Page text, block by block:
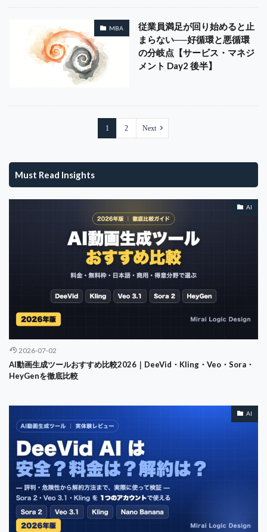
MBA
従業員満足が回り始めると止
まらない──好循環と悪循環
の分岐点【サービス・マネジ
メント Day2 後半】
1 2 Next
Must Read Insights
AI
2026-07-02
AI動画生成ツールおすすめ比較2026｜DeeVid・Kling・Veo・Sora・
HeyGenを徹底比較
AI